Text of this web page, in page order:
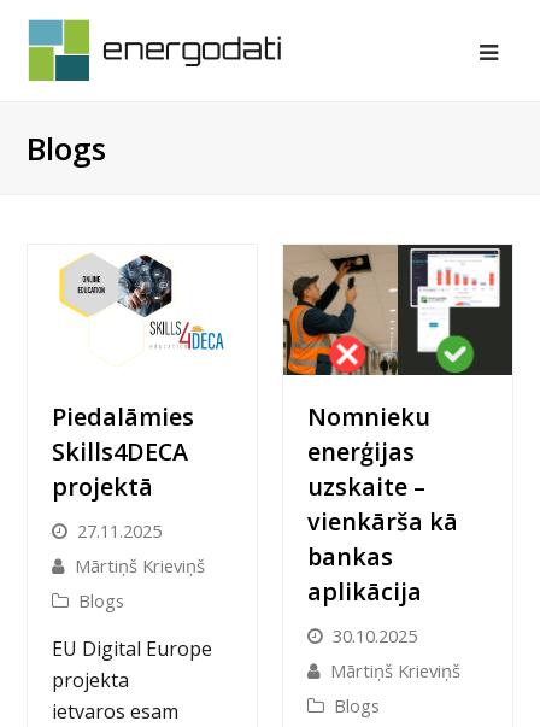
Blogs
Piedalāmies
Skills4DECA
projektā
27.11.2025
Mārtiņš Krieviņš
Blogs
EU Digital Europe
projekta
ietvaros esam
Nomnieku
enerģijas
uzskaite –
vienkārša kā
bankas
aplikācija
30.10.2025
Mārtiņš Krieviņš
Blogs